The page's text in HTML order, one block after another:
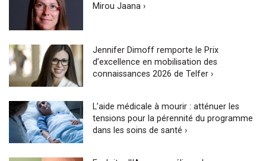
Mirou Jaana ›
Jennifer Dimoff remporte le Prix
d’excellence en mobilisation des
connaissances 2026 de Telfer ›
L’aide médicale à mourir : atténuer les
tensions pour la pérennité du programme
dans les soins de santé ›